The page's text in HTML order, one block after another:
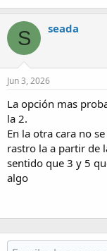
S seada
Jun 3, 2026
La opción mas
la 2.
En la otra cara no
rastro la a partir de
sentido que 3 y 5
algo